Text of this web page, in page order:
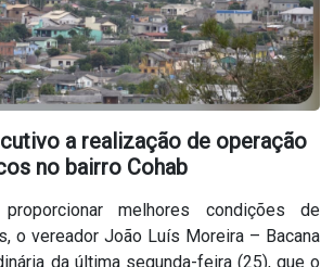
a realização de operação
no bairro Cohab
melhores condições de
o vereador João Luís Moreira – Bacana
da última segunda-feira (25), que o